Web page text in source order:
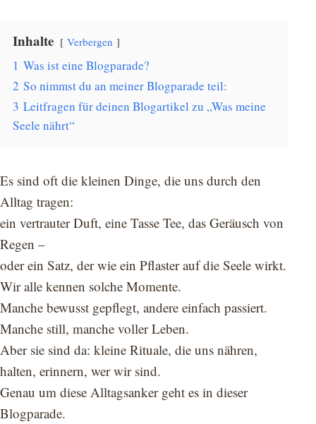
Inhalte Verbergen
1 Was ist eine Blogparade?
2 So nimmst du an meiner Blogparade teil:
3 Leitfragen für deinen Blogartikel zu „Was meine
Seele nährt“
Es sind oft die kleinen Dinge, die uns durch den
Alltag tragen:
ein vertrauter Duft, eine Tasse Tee, das Geräusch von
Regen –
oder ein Satz, der wie ein Pflaster auf die Seele wirkt.
Wir alle kennen solche Momente.
Manche bewusst gepflegt, andere einfach passiert.
Manche still, manche voller Leben.
Aber sie sind da: kleine Rituale, die uns nähren,
halten, erinnern, wer wir sind.
Genau um diese Alltagsanker geht es in dieser
Blogparade.